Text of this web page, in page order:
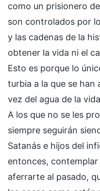
como un prisionero
son controlados por
y las cadenas de la
obtener la vida ni el
Esto es porque lo
turbia a la que se han
vez del agua de la
A los que no se les
siempre seguirán
Satanás e hijos del
entonces, contemplar
aferrarte al pasado,